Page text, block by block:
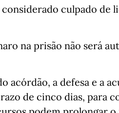
culpado de
na prisão não será
acórdão, a defesa e a
de cinco dias, para